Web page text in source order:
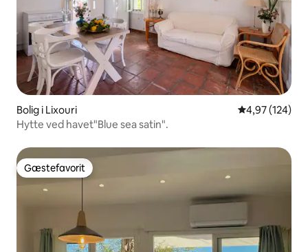
Bolig i Lixouri 4,97 ud af 5 i
4,97 (124)
Hytte ved havet"Blue sea satin".
Gæstefavorit
Gæstefavorit